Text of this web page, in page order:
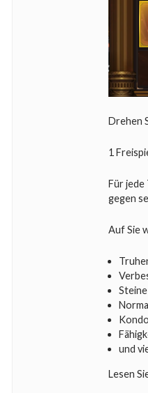
Drehen
1
Für jede
gegen
Auf Sie
und
Lesen